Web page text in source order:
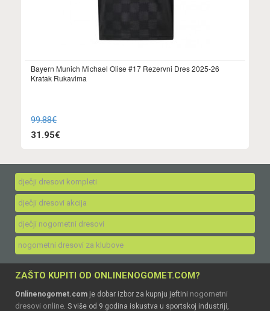
Bayern Munich Michael Olise #17 Rezervni Dres 2025-26
Kratak Rukavima
99.88€
31.95€
dječji dresovi kompleti
dječji dresovi akcija
dječji nogometni dresovi
nogometni dresovi za klubove
ZAŠTO KUPITI OD ONLINENOGOMET.COM?
Onlinenogomet.com je dobar izbor za kupnju jeftini nogometni
dresovi online. S više od 9 godina iskustva u sportskoj industriji,